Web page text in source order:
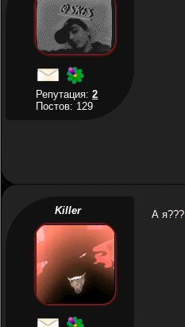
Репутация:2
Постов: 129
Killer А я???